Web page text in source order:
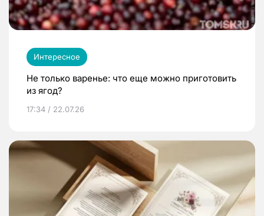
Интересное
Не только варенье: что еще можно приготовить
из ягод?
17:34 / 22.07.26